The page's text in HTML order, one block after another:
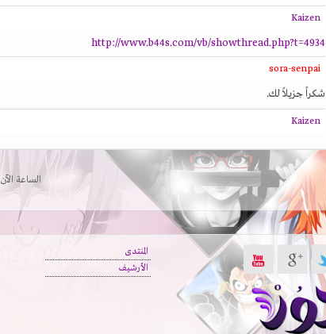
Kaizen
http://www.b44s.com/vb/showthread.php?t=4934
sora-senpai
شكراً جزيلاً لك.
Kaizen
الساعة الآن
المنتدى
الأرشيف